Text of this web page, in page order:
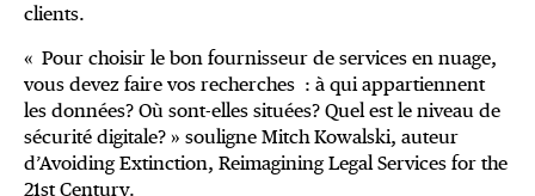
clients.
« Pour choisir le bon fournisseur de services en nuage,
vous devez faire vos recherches : à qui appartiennent
les données? Où sont-elles situées? Quel est le niveau de
sécurité digitale? » souligne Mitch Kowalski, auteur
d’Avoiding Extinction, Reimagining Legal Services for the
21st Century.